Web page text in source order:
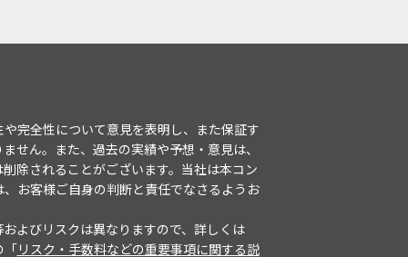
完全性について意見を表明し、また保証す
せん。また、過去の実績や予想・意見は、
除されることがございます。当社は本コン
お客様ご自身の判断と責任でなさるようお
よびリスクは異なりますので、詳しくは
「リスク・手数料などの重要事項に関する説